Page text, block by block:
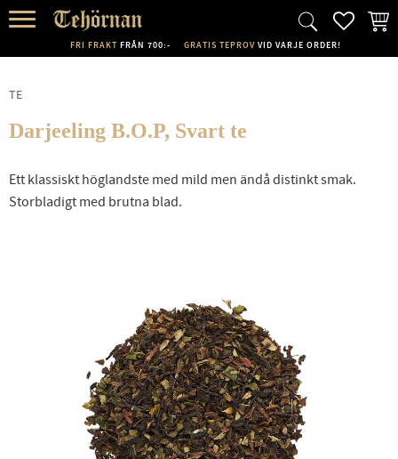
FRI FRAKT FRÅN 700:- GRATIS TEPROV VID VARJE ORDER!
TE
Darjeeling B.O.P, Svart te
Ett klassiskt höglandste med mild men ändå distinkt smak.
Storbladigt med brutna blad.